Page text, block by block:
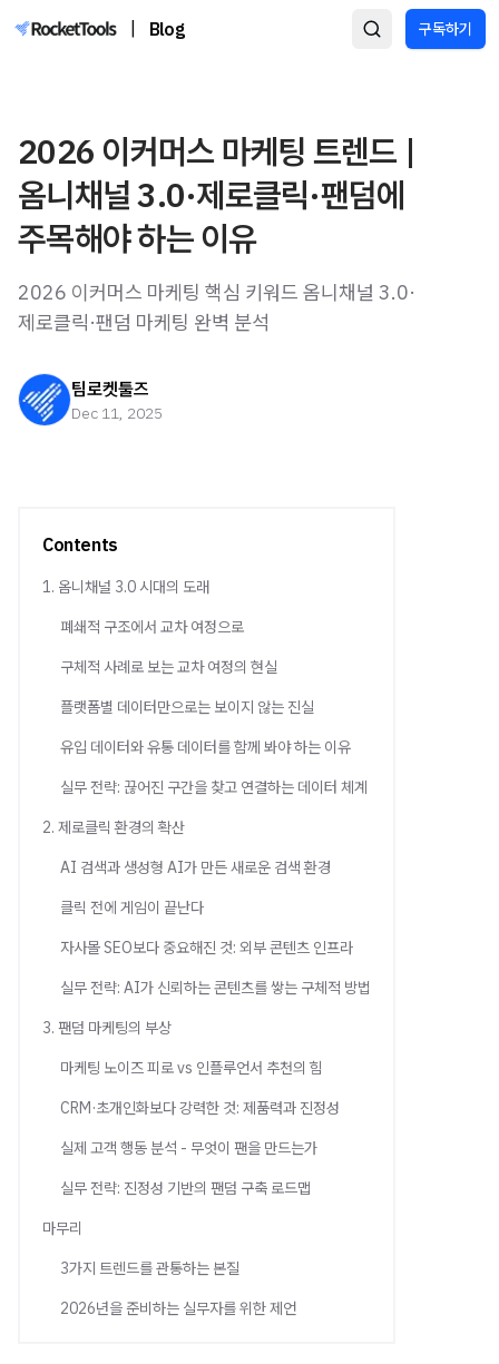
Blog 구독하기
2026 이커머스 마케팅 트렌드 |
옴니채널 3.0·제로클릭·팬덤에
주목해야 하는 이유
2026 이커머스 마케팅 핵심 키워드 옴니채널 3.0·
제로클릭·팬덤 마케팅 완벽 분석
팀로켓툴즈
Dec 11, 2025
Contents
1. 옴니채널 3.0 시대의 도래
폐쇄적 구조에서 교차 여정으로
구체적 사례로 보는 교차 여정의 현실
플랫폼별 데이터만으로는 보이지 않는 진실
유입 데이터와 유통 데이터를 함께 봐야 하는 이유
실무 전략: 끊어진 구간을 찾고 연결하는 데이터 체계
2. 제로클릭 환경의 확산
AI 검색과 생성형 AI가 만든 새로운 검색 환경
클릭 전에 게임이 끝난다
자사몰 SEO보다 중요해진 것: 외부 콘텐츠 인프라
실무 전략: AI가 신뢰하는 콘텐츠를 쌓는 구체적 방법
3. 팬덤 마케팅의 부상
마케팅 노이즈 피로 vs 인플루언서 추천의 힘
CRM·초개인화보다 강력한 것: 제품력과 진정성
실제 고객 행동 분석 - 무엇이 팬을 만드는가
실무 전략: 진정성 기반의 팬덤 구축 로드맵
마무리
3가지 트렌드를 관통하는 본질
2026년을 준비하는 실무자를 위한 제언